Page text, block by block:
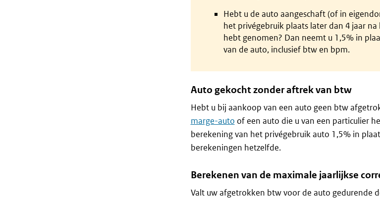
Hebt u de auto aangeschaft (of in
het privégebruik plaats later dan 4 jaar
hebt genomen? Dan neemt u 1,5% in
van de auto, inclusief btw en bpm.
Auto gekocht zonder aftrek van btw
Hebt u bij aankoop van een auto geen btw
marge-auto of een auto die u van een particulier
berekening van het privégebruik auto 1,5% in
berekeningen hetzelfde.
Berekenen van de maximale jaarlijkse
Valt uw afgetrokken btw voor de auto gedurende